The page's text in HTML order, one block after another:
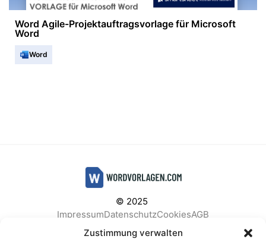
Zustimmung verwalten
Word Agile-Projektauftragsvorlage für Microsoft
Word
Word
© 2025
ImpressumDatenschutzCookiesAGB
Facebook
Instagram